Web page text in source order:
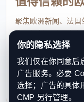
聚焦欧洲新闻、法
点，提供及时、真
速了解欧洲动态。
服务支持、版权与
利通知
你的隐私选择
我们仅在你同意后
广告服务。必要
选择；广告的具体
CMP 另行管理。